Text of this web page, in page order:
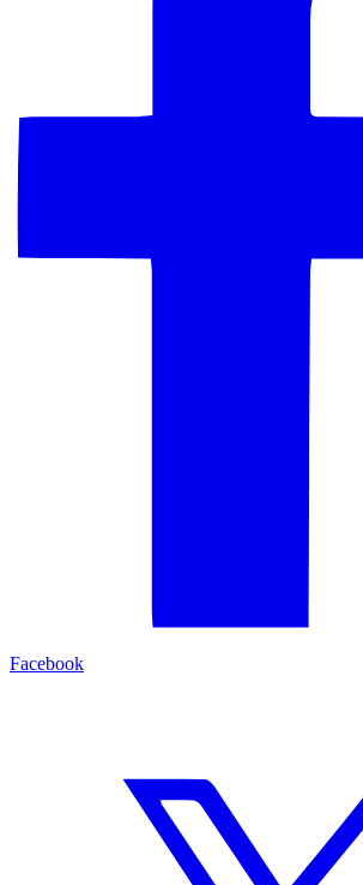
Facebook